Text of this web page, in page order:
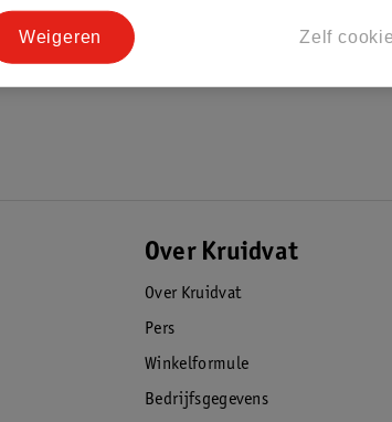
Over Kruidvat
Over Kruidvat
Pers
Winkelformule
Bedrijfsgegevens
Zelf
Weigeren